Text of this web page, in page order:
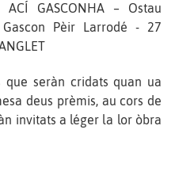
GASCONHA – Ostau
Pèir Larrodé - 27
que seràn cridats quan ua
deus prèmis, au cors de
invitats a léger la lor òbra